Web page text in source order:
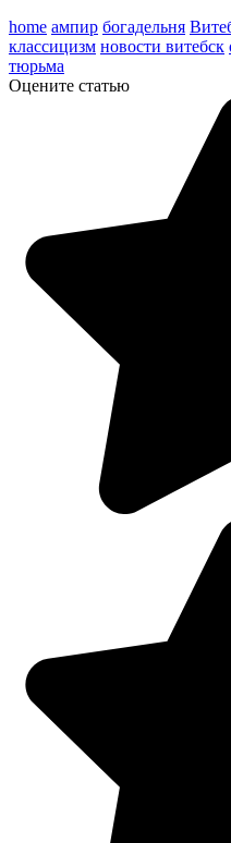
home ампир богадельня
классицизм новости витебск
тюрьма
Оцените статью